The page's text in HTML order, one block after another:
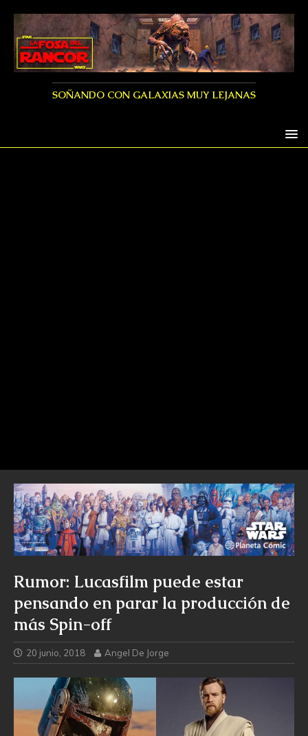
SOÑANDO CON GALAXIAS MUY LEJANAS
Rumor: Lucasfilm puede estar
pensando en parar la producción de
más Spin-off
20 junio, 2018 Angel De Jorge